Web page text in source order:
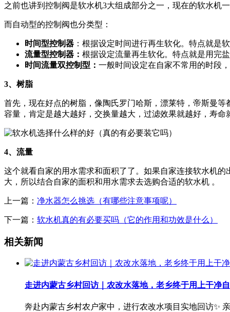
之前也讲到控制阀是软水机3大组成部分之一，现在的软水机
而自动型的控制阀也分类型：
时间型控制器 ：根据设定时间进行再生软化。特点就是
流量型控制器： 根据设定流量再生软化。特点就是用完
时间流量双控制型： 一般时间设定在自家不常用的时段
3、树脂
首先，现在好点的树脂，像陶氏罗门哈斯，漂莱特，帝斯曼
容量，肯定是越大越好，交换量越大，过滤效果就越好，寿命
4、流量
这个就看自家的用水需求和面积了了。如果自家连接软水机
大，所以结合自家的面积和用水需求去选购合适的软水机 。
上一篇： 净水器怎么挑选（有哪些注意事项呢）
下一篇： 软水机真的有必要买吗（它的作用和功效是什么）
相关新闻
走进内蒙古乡村回访｜农改水落地，老乡终于用上干净
奔赴内蒙古乡村农户家中，进行农改水项目实地回访✨